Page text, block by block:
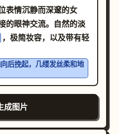
将表现主义的编辑笔触
合，呈现出分层的氛围
精炼的留白。深红色、
象牙色的强烈能量点缀
互动，包括淡蓝色、褪
象牙色、柔和的桃色肤
地色系。色彩呈现出浓
旧的编辑优雅感，同时
行星，右上方是一颗蓝
富有表现力的传统布面
厚涂笔触纹理、戏剧性
古科幻氛围，色调以浓
画面中不包含任何文字
表情沉静而深邃的女
的眼神交流。自然的淡
，极简妆容，以及带有轻
后挽起，几缕发丝柔和地
，在画面下方隐约可
成图片